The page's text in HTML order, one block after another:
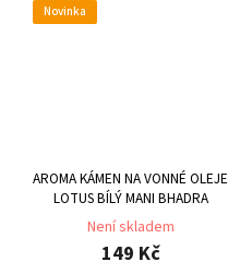
Novinka
AROMA KÁMEN NA VONNÉ OLEJE
LOTUS BÍLÝ MANI BHADRA
Není skladem
149 Kč